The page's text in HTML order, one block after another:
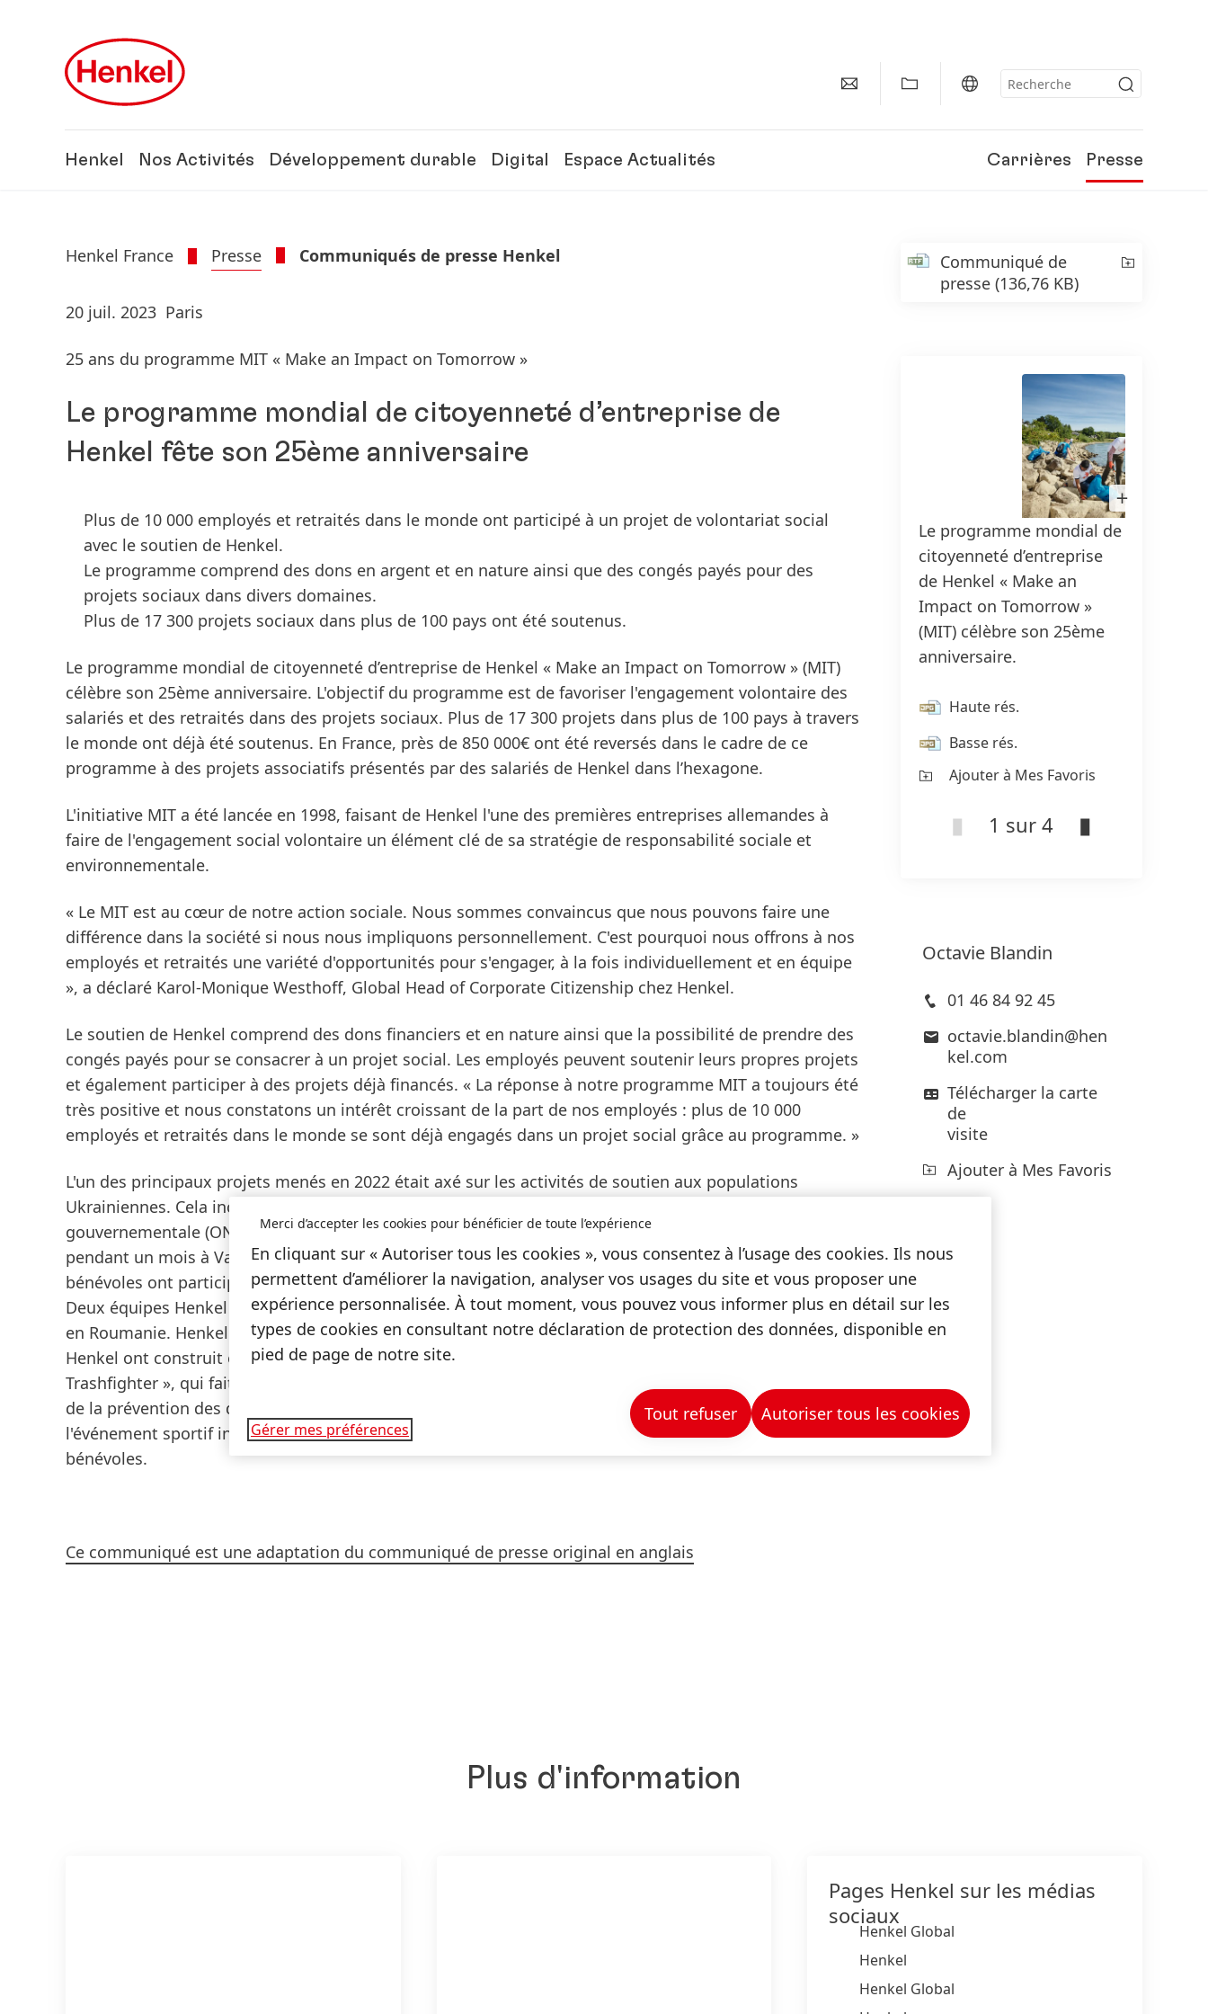
Henkel
150 ans de Henkel
150 ans d'esprit pionnier, c'est
façonner le progrès avec
détermination. Chez Henkel, nous
transformons le changement en
opportunité, en favorisant
l'innovation, le développement
durable et la responsabilité pour
Ensemble.
EN SAVOIR PLUS
Nos Activités Développement durable
Sustainable
2025
Digital Espace Actualités Carrières Presse
Henkel France Presse Communiqués de presse Henkel
20 juil. 2023 Paris
25 ans du programme MIT « Make an Impact on Tomorrow »
Le programme mondial de citoyenneté d’entreprise de
Henkel fête son 25ème anniversaire
Plus de 10 000 employés et retraités dans le monde ont participé à un projet de volontariat social
avec le soutien de Henkel.
Le programme comprend des dons en argent et en nature ainsi que des congés payés pour des
projets sociaux dans divers domaines.
Plus de 17 300 projets sociaux dans plus de 100 pays ont été soutenus.
Le programme mondial de citoyenneté d’entreprise de Henkel « Make an Impact on Tomorrow » (MIT)
célèbre son 25ème anniversaire. L'objectif du programme est de favoriser l'engagement volontaire des
salariés et des retraités dans des projets sociaux. Plus de 17 300 projets dans plus de 100 pays à travers
le monde ont déjà été soutenus. En France, près de 850 000€ ont été reversés dans le cadre de ce
programme à des projets associatifs présentés par des salariés de Henkel dans l’hexagone.
L'initiative MIT a été lancée en 1998, faisant de Henkel l'une des premières entreprises allemandes à
faire de l'engagement social volontaire un élément clé de sa stratégie de responsabilité sociale et
environnementale.
« Le MIT est au cœur de notre action sociale. Nous sommes convaincus que nous pouvons faire une
différence dans la société si nous nous impliquons personnellement. C'est pourquoi nous offrons à nos
employés et retraités une variété d'opportunités pour s'engager, à la fois individuellement et en équipe
», a déclaré Karol-Monique Westhoff, Global Head of Corporate Citizenship chez Henkel.
Le soutien de Henkel comprend des dons financiers et en nature ainsi que la possibilité de prendre des
congés payés pour se consacrer à un projet social. Les employés peuvent soutenir leurs propres projets
et également participer à des projets déjà financés. « La réponse à notre programme MIT a toujours été
très positive et nous constatons un intérêt croissant de la part de nos employés : plus de 10 000
employés et retraités dans le monde se sont déjà engagés dans un projet social grâce au programme. »
L'un des principaux projets menés en 2022 était axé sur les activités de soutien aux populations
Ukrainiennes. Cela inclut, par exemple, la coopération de Henkel avec l'organisation non
gouvernementale (ONG) « Habitat for Humanity ». Quatre employés Henkel ont soutenu l'organisation
pendant un mois à Varsovie, en Pologne, avec une aide aux réfugiés grâce à des congés payés. Les
bénévoles ont participé à la fois à la mise en place des abris d'urgence et aux activités administratives.
Deux équipes Henkel ont également participé à la construction d'abris pour les familles dans le besoin
en Roumanie. Henkel soutient ce projet depuis plus de 8 ans, au cours desquels plus de 250 employés
Henkel ont construit et rénové des maisons. Un autre exemple est l'initiative mondiale des employés «
Trashfighter », qui fait partie de l'engagement continu de Henkel en faveur d'une économie circulaire et
de la prévention des déchets plastiques dans l'environnement. Enfin, Henkel a de nouveau soutenu
l'événement sportif inclusif des Jeux Olympiques Spéciaux à Berlin cette année et était sur place avec 60
bénévoles.
Ce communiqué est une adaptation du communiqué de presse original en anglais
Communiqué de
presse (136,76 KB)
limage
dans
Le programme mondial de
citoyenneté d’entreprise
de Henkel « Make an
Impact on Tomorrow »
(MIT) célèbre son 25ème
anniversaire.
Haute rés.
Basse rés.
Ajouter à Mes Favoris
1 sur 4
Octavie Blandin
01 46 84 92 45
octavie.blandin@hen
kel.com
Télécharger la carte
de
visite
Ajouter à Mes Favoris
Plus d'information
Pages Henkel sur les médias
sociaux
Henkel Global
Henkel
Henkel Global
Merci d’accepter les cookies pour bénéficier de toute l’expérience
En cliquant sur « Autoriser tous les cookies », vous consentez à l’usage des cookies. Ils nous
permettent d’améliorer la navigation, analyser vos usages du site et vous proposer une
expérience personnalisée. À tout moment, vous pouvez vous informer plus en détail sur les
types de cookies en consultant notre déclaration de protection des données, disponible en
pied de page de notre site.
Gérer mes préférences
Tout refuser Autoriser tous les cookies